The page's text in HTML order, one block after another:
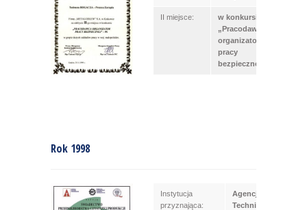
II miejsce:
w konkursie
„Pracodawca
organizator
pracy
bezpiecznej”
Rok 1998
Instytucja
przyznająca:
Agencja
Techniki i